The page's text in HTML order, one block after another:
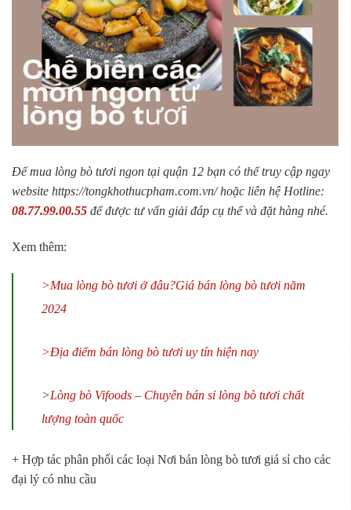
Để mua lòng bò tươi ngon tại quận 12 bạn có thể truy cập ngay
website https://tongkhothucpham.com.vn/ hoặc liên hệ Hotline:
08.77.99.00.55 để được tư vấn giải đáp cụ thể và đặt hàng nhé.
Xem thêm:
>Mua lòng bò tươi ở đâu?Giá bán lòng bò tươi năm
2024
>Địa điểm bán lòng bò tươi uy tín hiện nay
>Lòng bò Vifoods – Chuyên bán sỉ lòng bò tươi chất
lượng toàn quốc
+ Hợp tác phân phối các loại Nơi bán lòng bò tươi giá sỉ cho các
đại lý có nhu cầu